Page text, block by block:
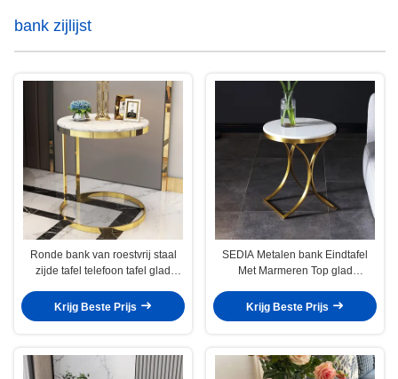
bank zijlijst
Ronde bank van roestvrij staal
zijde tafel telefoon tafel glad
Krijg Beste Prijs
SEDIA Metalen bank Eindtafel
Met Marmeren Top glad
Krijg Beste Prijs